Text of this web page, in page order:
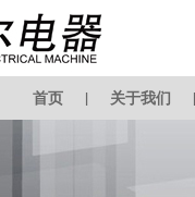
首页 | 关于我们 |